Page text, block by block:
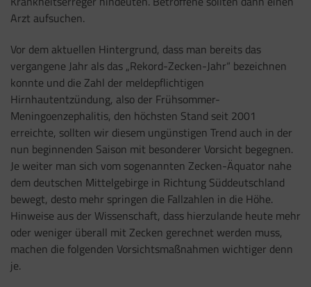
Arzt aufsuchen.
Vor dem aktuellen Hintergrund, dass man bereits das
vergangene Jahr als das „Rekord-Zecken-Jahr“ bezeichnen
konnte und die Zahl der meldepflichtigen
Hirnhautentzündung, also der Frühsommer-
Meningoenzephalitis, den höchsten Stand seit 2001
erreichte, sollten wir diesem ungünstigen Trend auch in der
nun beginnenden Saison mit besonderer Vorsicht begegnen.
Je weiter man sich vom sogenannten Zecken-Äquator nahe
dem deutschen Mittelgebirge in Richtung Süddeutschland
bewegt, desto mehr springen die Fallzahlen in die Höhe.
Hinweise aus der Wissenschaft, dass hierzulande heute mehr
oder weniger überall mit Zecken gerechnet werden muss,
machen die folgenden Vorsichtsmaßnahmen wichtiger denn
je.